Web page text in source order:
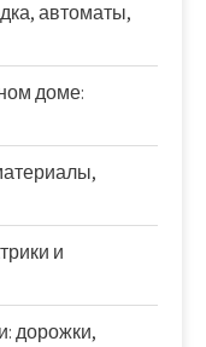
автоматы,
доме:
и
дорожки,